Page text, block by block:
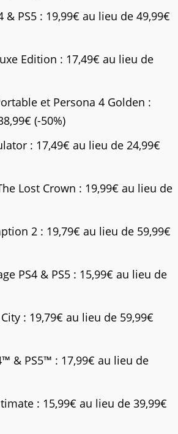
& PS5 : 19,99€ au lieu de 49,99€
Edition : 17,49€ au lieu de
et Persona 4 Golden :
(-50%)
: 17,49€ au lieu de 24,99€
Lost Crown : 19,99€ au lieu de
2 : 19,79€ au lieu de 59,99€
PS4 & PS5 : 15,99€ au lieu de
: 19,79€ au lieu de 59,99€
& PS5™ : 17,99€ au lieu de
: 15,99€ au lieu de 39,99€